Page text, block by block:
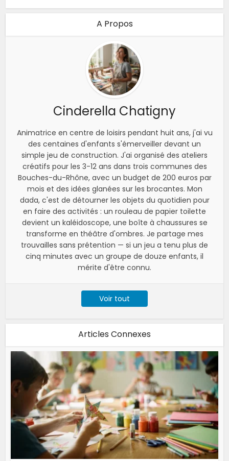
A Propos
Cinderella Chatigny
Animatrice en centre de loisirs pendant huit ans, j'ai vu
des centaines d'enfants s'émerveiller devant un
simple jeu de construction. J'ai organisé des ateliers
créatifs pour les 3-12 ans dans trois communes des
Bouches-du-Rhône, avec un budget de 200 euros par
mois et des idées glanées sur les brocantes. Mon
dada, c'est de détourner les objets du quotidien pour
en faire des activités : un rouleau de papier toilette
devient un kaléidoscope, une boîte à chaussures se
transforme en théâtre d'ombres. Je partage mes
trouvailles sans prétention — si un jeu a tenu plus de
cinq minutes avec un groupe de douze enfants, il
mérite d'être connu.
Voir tout
Articles Connexes